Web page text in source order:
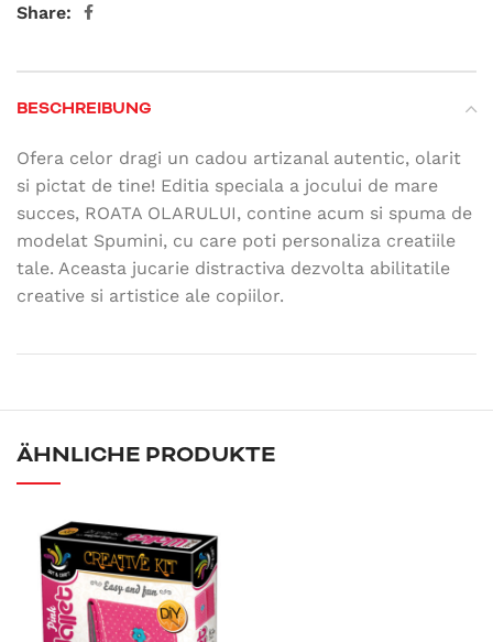
Share:
BESCHREIBUNG
Ofera celor dragi un cadou artizanal autentic, olarit
si pictat de tine! Editia speciala a jocului de mare
succes, ROATA OLARULUI, contine acum si spuma de
modelat Spumini, cu care poti personaliza creatiile
tale. Aceasta jucarie distractiva dezvolta abilitatile
creative si artistice ale copiilor.
ÄHNLICHE PRODUKTE